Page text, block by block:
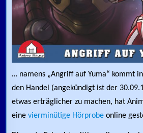
… namens „Angriff auf Yuma“ kommt
den Handel (angekündigt ist der
etwas erträglicher zu machen, hat
einevierminütige Hörprobe online